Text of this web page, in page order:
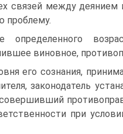
связей между
проблему.
ви­новное,
его сознания,
за­конодатель
при